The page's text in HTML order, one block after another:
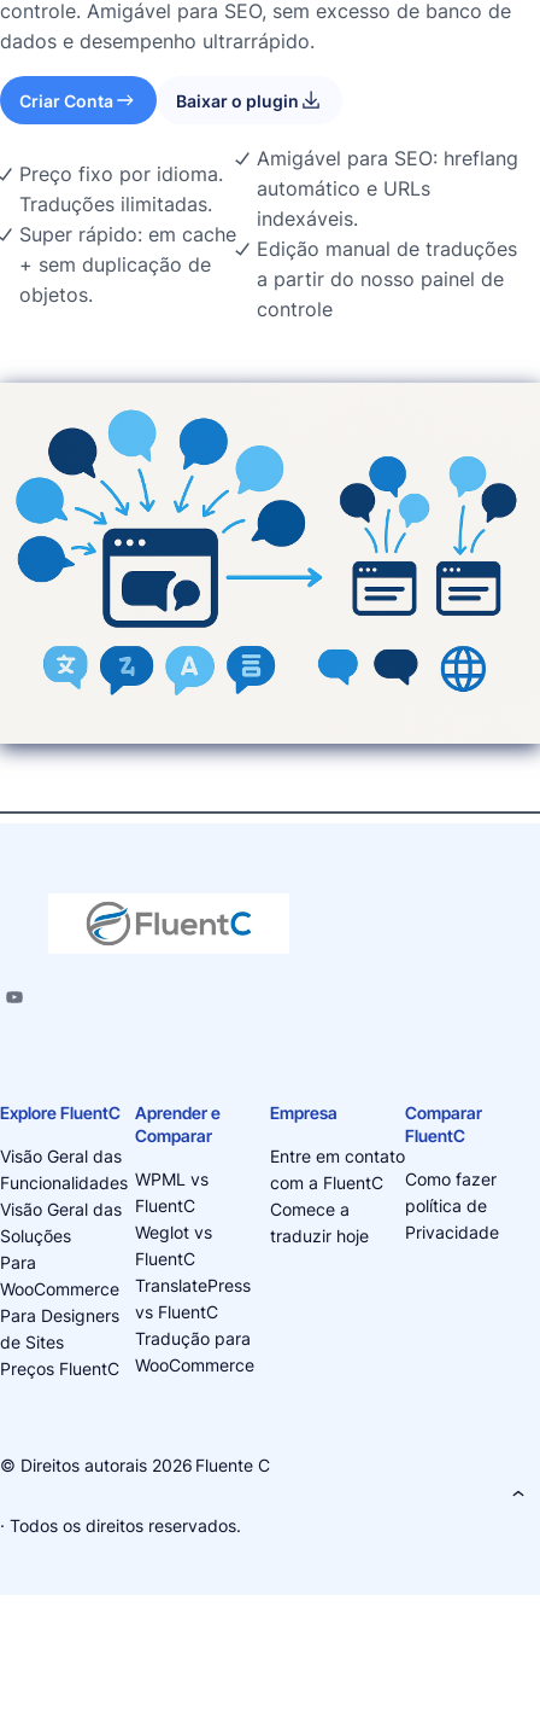
controle. Amigável para SEO, sem excesso de banco de
dados e desempenho ultrarrápido.
Criar Conta Baixar o plugin
Preço fixo por idioma.
Traduções ilimitadas.
Super rápido: em cache
+ sem duplicação de
objetos.
Amigável para SEO: hreflang
automático e URLs
indexáveis.
Edição manual de traduções
a partir do nosso painel de
controle
Explore FluentC
Visão Geral das
Funcionalidades
Visão Geral das
Soluções
Para
WooCommerce
Para Designers
de Sites
Preços FluentC
Aprender e
Comparar
WPML vs
FluentC
Weglot vs
FluentC
TranslatePress
vs FluentC
Tradução para
WooCommerce
Empresa
Entre em contato
com a FluentC
Comece a
traduzir hoje
Comparar
FluentC
Como fazer
política de
Privacidade
© Direitos autorais 2026 Fluente C
· Todos os direitos reservados.